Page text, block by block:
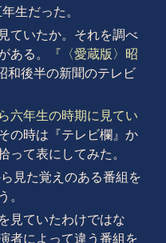
生だった。
ていたか。それを調べ
ある。
『〈愛蔵版〉昭
和後半の新聞のテレビ
六年生の時期に見てい
の時は『テレビ欄』か
って表にしてみた。
見た覚えのある番組を
。
見ていたわけではな
者によって違う番組を